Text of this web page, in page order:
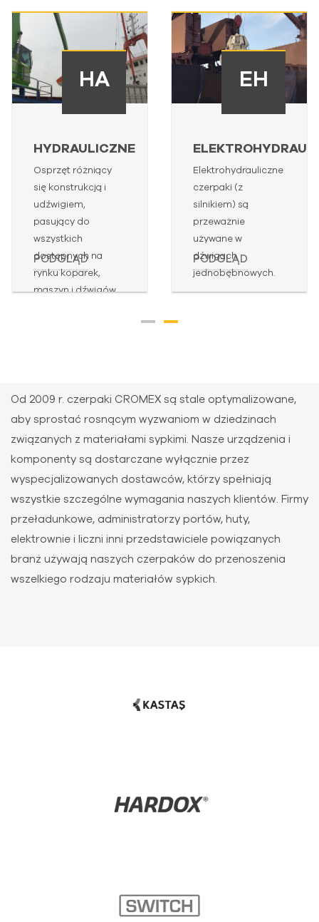
HA
HYDRAULICZNE
Osprzęt różniący
się konstrukcją i
udźwigiem,
pasujący do
wszystkich
dostępnych na
rynku koparek,
maszyn i dźwigów.
PODGLĄD
EH
Elektrohydrauliczne
czerpaki (z
silnikiem) są
przeważnie
używane w
dźwigach
jednobębnowych.
PODGLĄD
Od 2009 r. czerpaki CROMEX są stale optymalizowane,
aby sprostać rosnącym wyzwaniom w dziedzinach
związanych z materiałami sypkimi. Nasze urządzenia i
komponenty są dostarczane wyłącznie przez
wyspecjalizowanych dostawców, którzy spełniają
wszystkie szczególne wymagania naszych klientów. Firmy
przeładunkowe, administratorzy portów, huty,
elektrownie i liczni inni przedstawiciele powiązanych
branż używają naszych czerpaków do przenoszenia
wszelkiego rodzaju materiałów sypkich.